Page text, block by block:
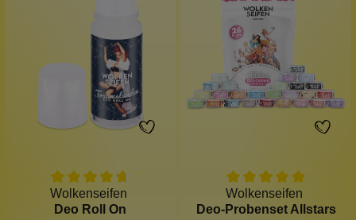
Wolkenseifen
Deo Roll On
Wolkenseifen
Deo-Probenset Allstars